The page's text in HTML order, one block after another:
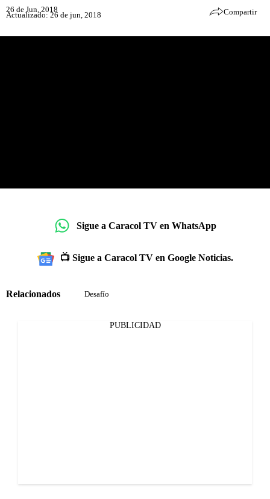
26 de Jun, 2018
Actualizado: 26 de jun, 2018 Compartir
Sigue a Caracol TV en WhatsApp
📺 Sigue a Caracol TV en Google Noticias.
Relacionados Desafío
PUBLICIDAD